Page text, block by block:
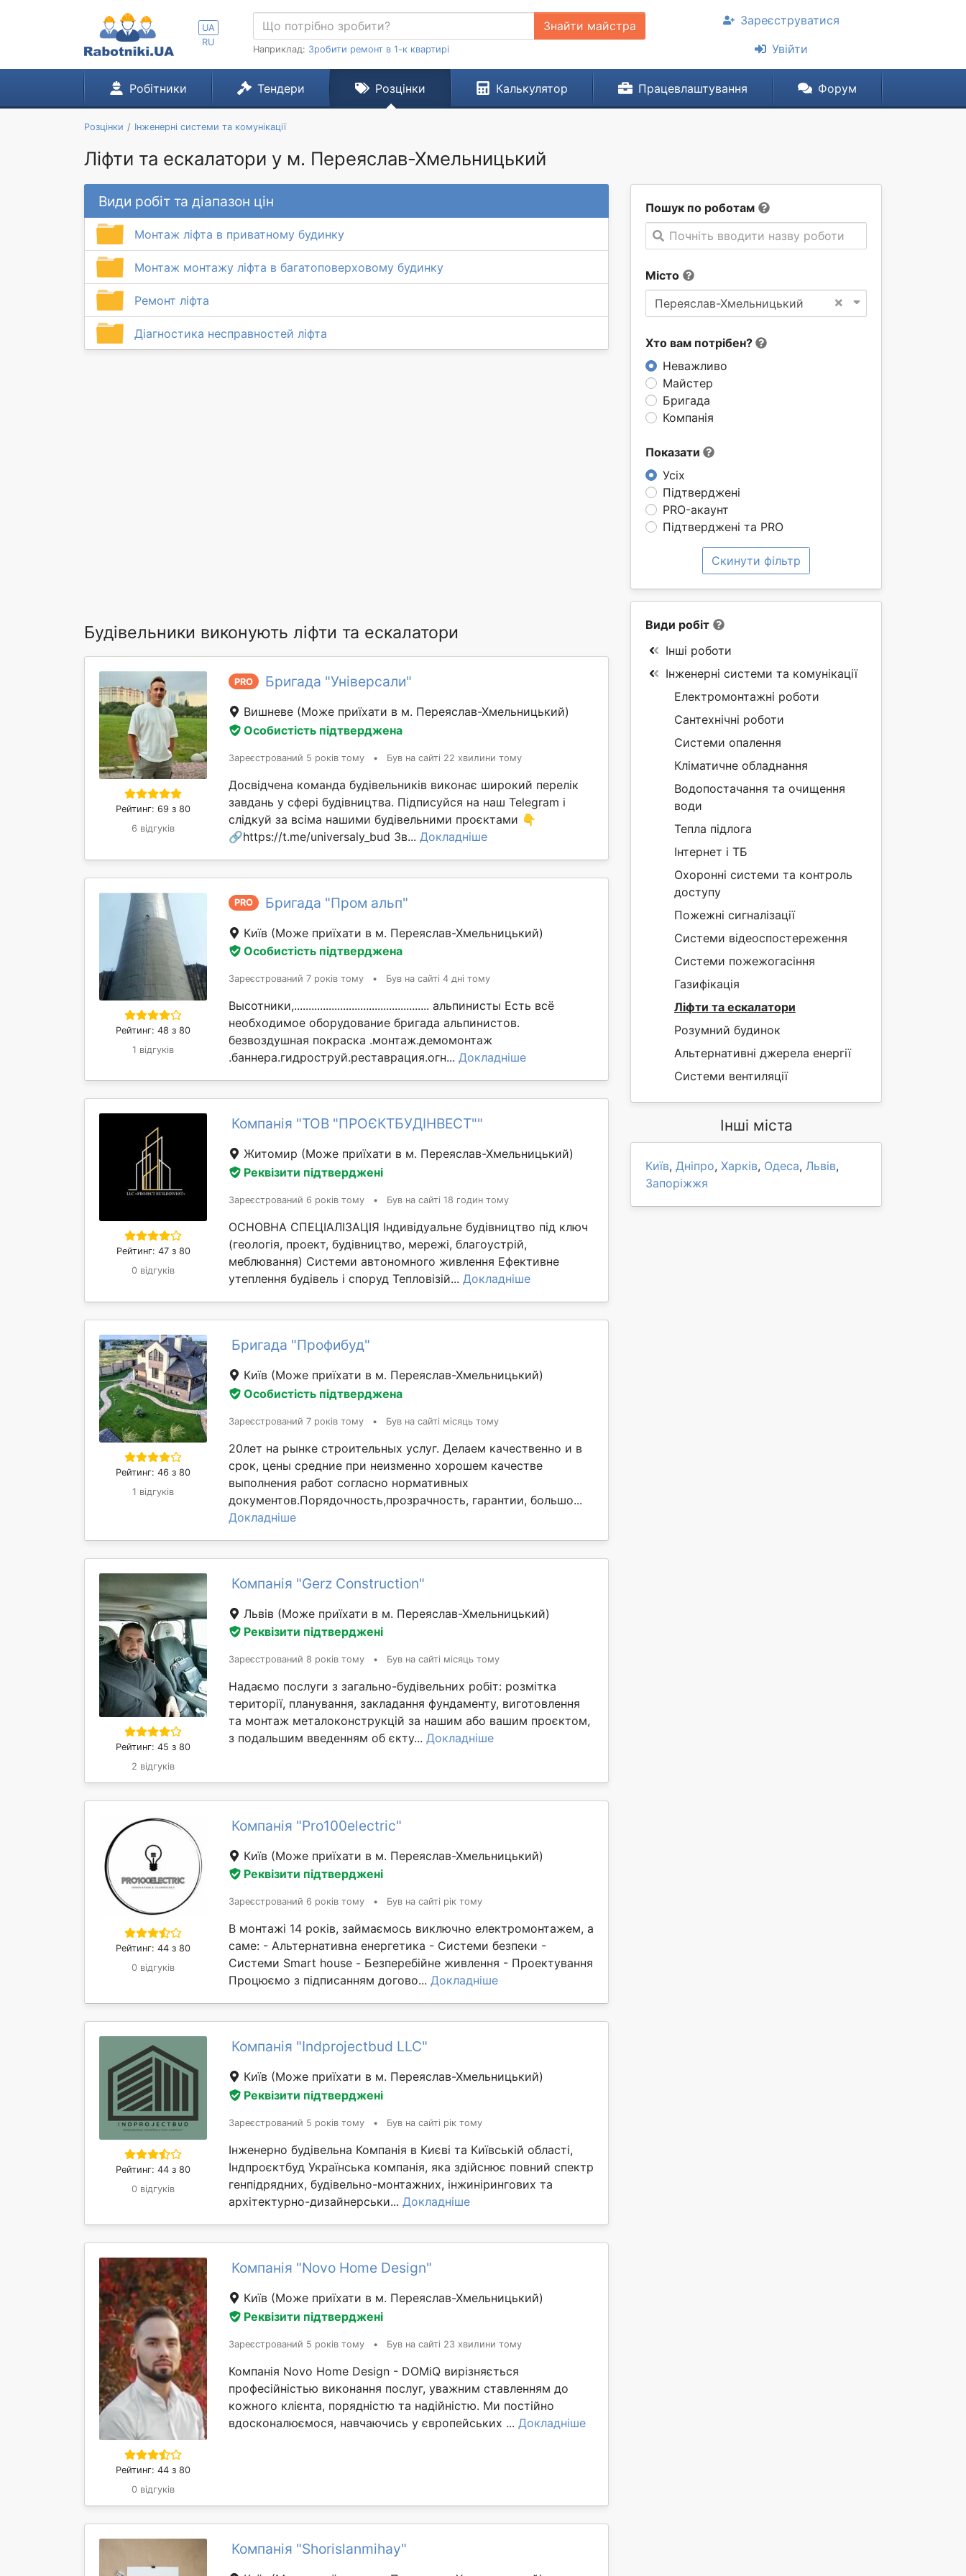
UA
RU
Знайти майстра
Наприклад: Зробити ремонт в 1-к квартирі
Зареєструватися
Увійти
Робітники Тендери Розцінки Калькулятор Працевлаштування Форум
Розцінки Інженерні системи та комунікації
Ліфти та ескалатори у м. Переяслав-Хмельницький
Пошук по роботам
Почніть вводити назву роботи
Місто
×
Переяслав-Хмельницький
Хто вам потрібен?
Неважливо
Майстер
Бригада
Компанія
Показати
Усіх
Підтверджені
PRO-акаунт
Підтверджені та PRO
Скинути фільтр
Види робіт та діапазон цін
Монтаж ліфта в приватному будинку
Монтаж монтажу ліфта в багатоповерховому будинку
Ремонт ліфта
Діагностика несправностей ліфта
Будівельники виконують ліфти та ескалатори
Рейтинг: 69 з 80
6 відгуків
PRO Бригада "Універсали"
Вишневе (Може приїхати в м. Переяслав-Хмельницький)
Особистість підтверджена
Зареєстрований 5 років тому • Був на сайті 22 хвилини тому
Досвідчена команда будівельників виконає широкий перелік
завдань у сфері будівництва. Підписуйся на наш Telegram і
слідкуй за всіма нашими будівельними проєктами 👇
🔗https://t.me/universaly_bud Зв... Докладніше
Рейтинг: 48 з 80
1 відгуків
PRO Бригада "Пром альп"
Київ (Може приїхати в м. Переяслав-Хмельницький)
Особистість підтверджена
Зареєстрований 7 років тому • Був на сайті 4 дні тому
Высотники,............................................... альпинисты Есть всё
необходимое оборудование бригада альпинистов.
безвоздушная покраска .монтаж.демомонтаж
.баннера.гидроструй.реставрация.огн... Докладніше
Рейтинг: 47 з 80
0 відгуків
Компанія "ТОВ "ПРОЄКТБУДІНВЕСТ""
Житомир (Може приїхати в м. Переяслав-Хмельницький)
Реквізити підтверджені
Зареєстрований 6 років тому • Був на сайті 18 годин тому
ОСНОВНА СПЕЦІАЛІЗАЦІЯ Індивідуальне будівництво під ключ
(геологія, проект, будівництво, мережі, благоустрій,
меблювання) Системи автономного живлення Ефективне
утеплення будівель і споруд Тепловізій... Докладніше
Рейтинг: 46 з 80
1 відгуків
Бригада "Профибуд"
Київ (Може приїхати в м. Переяслав-Хмельницький)
Особистість підтверджена
Зареєстрований 7 років тому • Був на сайті місяць тому
20лет на рынке строительных услуг. Делаем качественно и в
срок, цены средние при неизменно хорошем качестве
выполнения работ согласно нормативных
документов.Порядочность,прозрачность, гарантии, большо...
Докладніше
Рейтинг: 45 з 80
2 відгуків
Компанія "Gerz Construction"
Львів (Може приїхати в м. Переяслав-Хмельницький)
Реквізити підтверджені
Зареєстрований 8 років тому • Був на сайті місяць тому
Надаємо послуги з загально-будівельних робіт: розмітка
території, планування, закладання фундаменту, виготовлення
та монтаж металоконструкцій за нашим або вашим проєктом,
з подальшим введенням об єкту... Докладніше
Рейтинг: 44 з 80
0 відгуків
Компанія "Pro100electric"
Київ (Може приїхати в м. Переяслав-Хмельницький)
Реквізити підтверджені
Зареєстрований 6 років тому • Був на сайті рік тому
В монтажі 14 років, займаємось виключно електромонтажем, а
саме: - Альтернативна енергетика - Системи безпеки -
Системи Smart house - Безперебійне живлення - Проектування
Процюємо з підписанням догово... Докладніше
Рейтинг: 44 з 80
0 відгуків
Компанія "Indprojectbud LLC"
Київ (Може приїхати в м. Переяслав-Хмельницький)
Реквізити підтверджені
Зареєстрований 5 років тому • Був на сайті рік тому
Інженерно будівельна Компанія в Києві та Київській області,
Індпроєктбуд Українська компанія, яка здійснює повний спектр
генпідрядних, будівельно-монтажних, інжинірингових та
архітектурно-дизайнерськи... Докладніше
Рейтинг: 44 з 80
0 відгуків
Компанія "Novo Home Design"
Київ (Може приїхати в м. Переяслав-Хмельницький)
Реквізити підтверджені
Зареєстрований 5 років тому • Був на сайті 23 хвилини тому
Компанія Novo Home Design - DOMiQ вирізняється
професійністью виконання послуг, уважним ставленням до
кожного клієнта, порядністю та надійністю. Ми постійно
вдосконалюємося, навчаючись у європейських ... Докладніше
Компанія "Shorislanmihay"
Види робіт
Інші роботи
Інженерні системи та комунікації
Електромонтажні роботи
Сантехнічні роботи
Системи опалення
Кліматичне обладнання
Водопостачання та очищення
води
Тепла підлога
Інтернет і ТБ
Охоронні системи та контроль
доступу
Пожежні сигналізації
Системи відеоспостереження
Системи пожежогасіння
Газифікація
Ліфти та ескалатори
Розумний будинок
Альтернативні джерела енергії
Системи вентиляції
Інші міста
Київ, Дніпро, Харків, Одеса, Львів,
Запоріжжя